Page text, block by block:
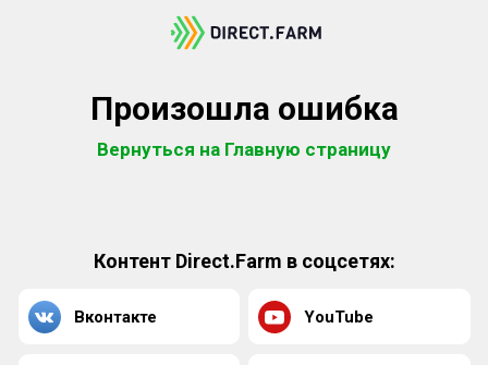
Произошла ошибка
Вернуться на Главную страницу
Контент Direct.Farm в соцсетях:
Вконтакте YouTube